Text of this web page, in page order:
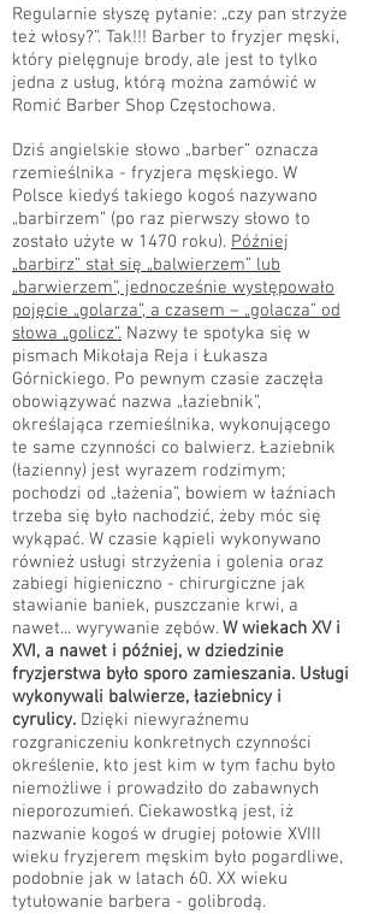
Regularnie słyszę pytanie: „czy pan strzyże
też włosy?”. Tak!!! Barber to fryzjer męski,
który pielęgnuje brody, ale jest to tylko
jedna z usług, którą można zamówić w
Romić Barber Shop Częstochowa.
Dziś angielskie słowo „barber” oznacza
rzemieślnika - fryzjera męskiego. W
Polsce kiedyś takiego kogoś nazywano
„barbirzem” (po raz pierwszy słowo to
zostało użyte w 1470 roku). Później
„barbirz” stał się „balwierzem” lub
„barwierzem”, jednocześnie występowało
pojęcie „golarza”, a czasem – „golacza” od
słowa „golicz”. Nazwy te spotyka się w
pismach Mikołaja Reja i Łukasza
Górnickiego. Po pewnym czasie zaczęła
obowiązywać nazwa „łaziebnik”,
określająca rzemieślnika, wykonującego
te same czynności co balwierz. Łaziebnik
(łazienny) jest wyrazem rodzimym;
pochodzi od „łażenia”, bowiem w łaźniach
trzeba się było nachodzić, żeby móc się
wykąpać. W czasie kąpieli wykonywano
również usługi strzyżenia i golenia oraz
zabiegi higieniczno - chirurgiczne jak
stawianie baniek, puszczanie krwi, a
nawet... wyrywanie zębów.W wiekach XV i
XVI, a nawet i później, w dziedzinie
fryzjerstwa było sporo zamieszania. Usługi
wykonywali balwierze, łaziebnicy i
cyrulicy. Dzięki niewyraźnemu
rozgraniczeniu konkretnych czynności
określenie, kto jest kim w tym fachu było
niemożliwe i prowadziło do zabawnych
nieporozumień. Ciekawostką jest, iż
nazwanie kogoś w drugiej połowie XVIII
wieku fryzjerem męskim było pogardliwe,
podobnie jak w latach 60. XX wieku
tytułowanie barbera - golibrodą.